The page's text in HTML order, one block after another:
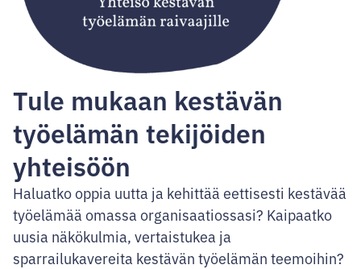
Tule mukaan kestävän
työelämän tekijöiden
yhteisöön
Haluatko oppia uutta ja kehittää eettisesti kestävää
työelämää omassa organisaatiossasi? Kaipaatko
uusia näkökulmia, vertaistukea ja
sparrailukavereita kestävän työelämän teemoihin?